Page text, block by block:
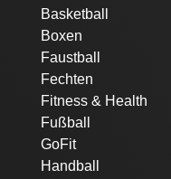
Navigation
überspringen
Basketball
Boxen
Faustball
Fechten
Fitness & Health
Fußball
GoFit
Handball